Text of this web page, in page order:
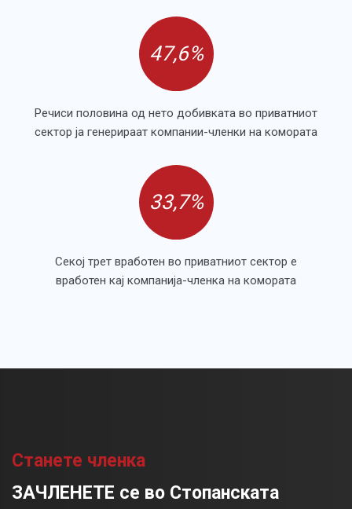
47,6%
Речиси половина од нето добивката во приватниот
сектор ја генерираат компании-членки на комората
33,7%
Секој трет вработен во приватниот сектор е
вработен кај компанија-членка на комората
Станете членка
ЗАЧЛЕНЕТЕ се во Стопанската